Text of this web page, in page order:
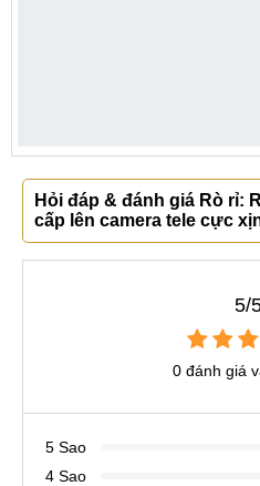
Hỏi đáp & đánh giá Rò rỉ:
cấp lên camera tele cực
5/
0 đánh giá
5 Sao
4 Sao